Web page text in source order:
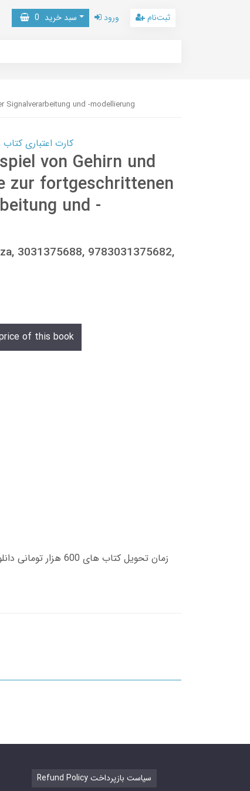
سبد خرید 0 ورود ثبت‌نام
Signalverarbeitung und -modellierung
کارت اعتباری کتاب دانلود با 10,000,000 اعتبار
von Gehirn und
zur fortgeschrittenen
und -
3031375688, 9783031375682,
of this book
Refund Policy سیاست بازپرداخت